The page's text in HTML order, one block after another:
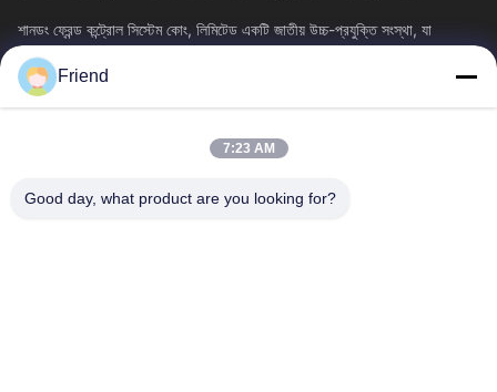
শানডং ফ্রেন্ড কন্ট্রোল সিস্টেম কোং, লিমিটেড একটি জাতীয় উচ্চ-প্রযুক্তি সংস্থা, যা
ইন্সট্রুমেন্টেশন R&D, উত্পাদন এবং শিল্প নিয়ন্ত্রণ...
দ্রুত লিঙ্ক
আমাদের সম্পর্কে
কারখানা ভ্রমণ
মান নিয়ন্ত্রণ
Friend
7:23 AM
Good day, what product are you looking for?